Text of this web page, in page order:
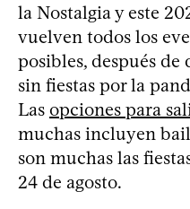
la Nostalgia y este
vuelven todos los
posibles, después
sin fiestas por la
Las opciones para
muchas incluyen
son muchas las
24 de agosto.